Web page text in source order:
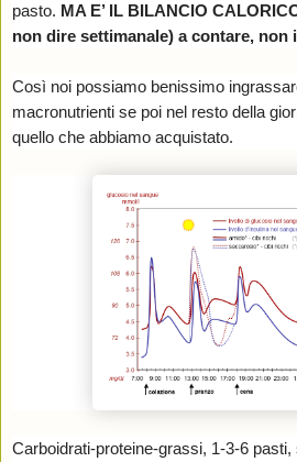
pasto. MA E’ IL BILANCIO
non dire settimanale) a contare, non
Così noi possiamo benissimo
macronutrienti se poi nel resto della
quello che abbiamo acquistato.
Carboidrati-proteine-grassi, 1-3-6